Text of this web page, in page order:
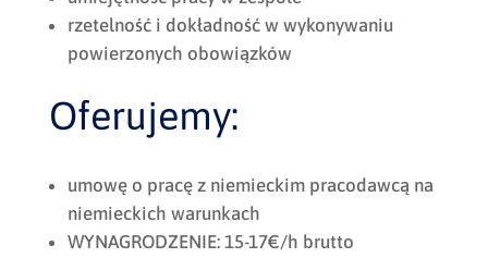
rzetelność i dokładność w wykonywaniu
powierzonych obowiązków
Oferujemy:
umowę o pracę z niemieckim pracodawcą na
niemieckich warunkach
WYNAGRODZENIE: 15-17€/h brutto